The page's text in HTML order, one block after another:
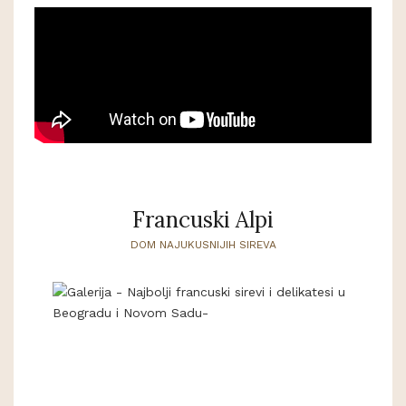
Francuski Alpi
DOM NAJUKUSNIJIH SIREVA